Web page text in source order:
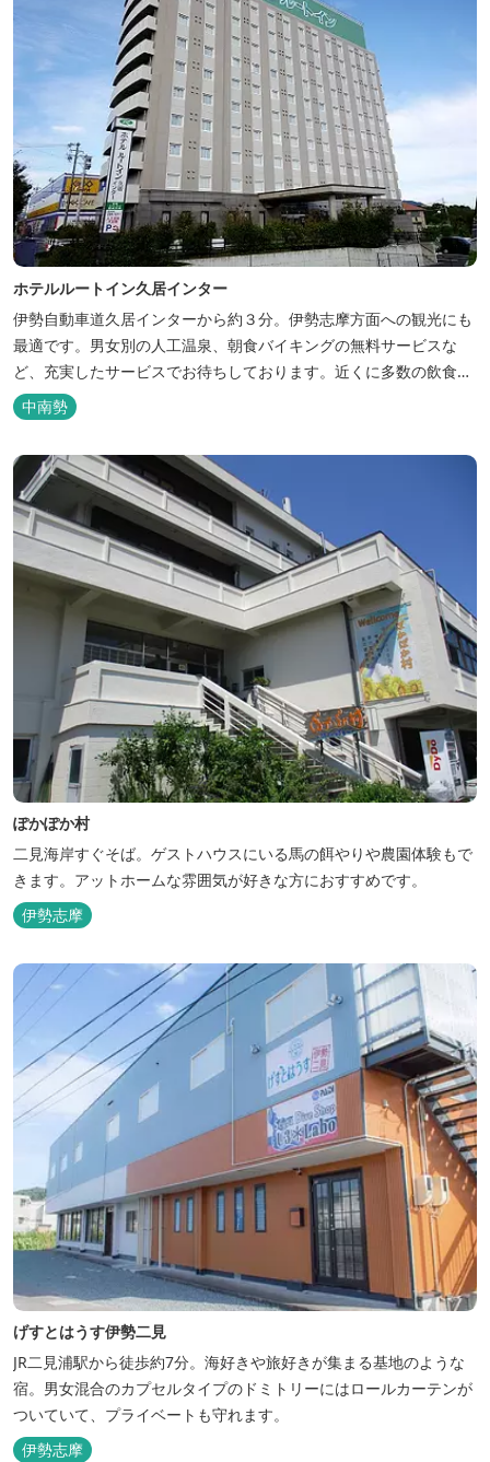
ホテルルートイン久居インター
伊勢自動車道久居インターから約３分。伊勢志摩方面への観光にも
最適です。男女別の人工温泉、朝食バイキングの無料サービスな
ど、充実したサービスでお待ちしております。近くに多数の飲食店
や物販店もあります。
中南勢
ぽかぽか村
二見海岸すぐそば。ゲストハウスにいる馬の餌やりや農園体験もで
きます。アットホームな雰囲気が好きな方におすすめです。
伊勢志摩
げすとはうす伊勢二見
JR二見浦駅から徒歩約7分。海好きや旅好きが集まる基地のような
宿。男女混合のカプセルタイプのドミトリーにはロールカーテンが
ついていて、プライベートも守れます。
伊勢志摩